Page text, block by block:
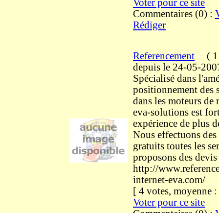
Voter pour ce site
Commentaires (0) :
Rédiger
Referencement (
depuis le 24-05-
Spécialisé dans
positionnement des
dans les moteurs de
eva-solutions est
expérience de plus
Nous effectuons
gratuits toutes les
proposons des
http://
internet-eva.com/
[ 4 votes,
Voter pour ce site